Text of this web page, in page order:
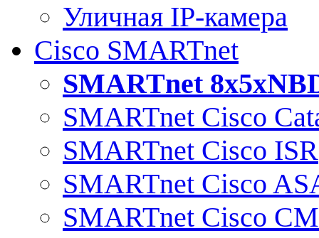
Уличная IP-камера
Cisco SMARTnet
SMARTnet
SMARTnet Cisco
SMARTnet Cisco ISR
SMARTnet Cisco
SMARTnet Cisco